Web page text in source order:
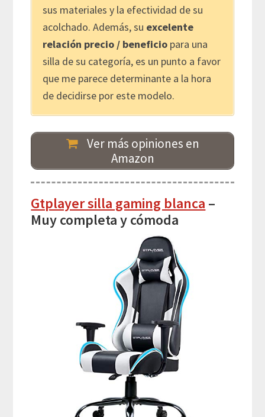
sus materiales y la efectividad de su
acolchado. Además, su excelente
relación precio / beneficio para una
silla de su categoría, es un punto a favor
que me parece determinante a la hora
de decidirse por este modelo.
Ver más opiniones en
Amazon
Gtplayer silla gaming blanca –
Muy completa y cómoda